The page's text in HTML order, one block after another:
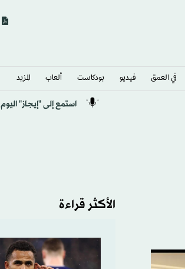
في العمق فيديو بودكاست ألعاب المزيد
استمع إلى "إيجاز" اليوم
الأكثر قراءة